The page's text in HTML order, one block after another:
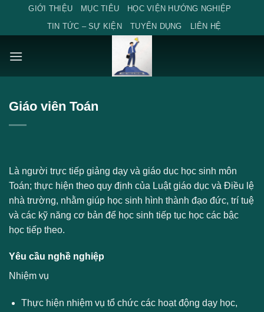
content
GIỚI THIỆU MỤC TIÊU
HỌC VIỆN HƯỚNG NGHIỆP
TIN TỨC – SỰ KIỆN
TUYỂN DỤNG LIÊN HỆ
Giáo viên Toán
Là người trực tiếp giảng dạy và giáo dục học sinh môn
Toán; thực hiện theo quy định của Luật giáo dục và Điều lệ
nhà trường, nhằm giúp học sinh hình thành đạo đức, trí tuệ
và các kỹ năng cơ bản để học sinh tiếp tục học các bậc
học tiếp theo.
Yêu cầu nghề nghiệp
Nhiệm vụ
Thực hiện nhiệm vụ tổ chức các hoạt động dạy học,